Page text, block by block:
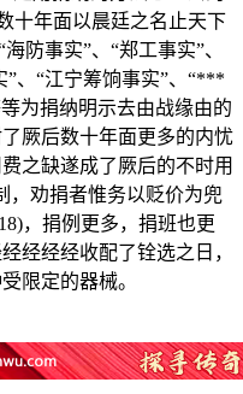
十年面以晨廷之名止天下
防事实”、“郑工事实”、
”、“江宁筹饷事实”、“***
为捐纳明示去由战缘由的
厥后数十年面更多的内忧
之缺遂成了厥后的不时用
，劝捐者惟务以贬价为兜
，捐例更多，捐班也更
经经经收配了铨选之日，
限定的器械。